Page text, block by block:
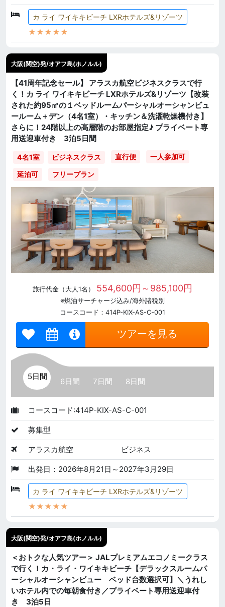
カ ライ ワイキキビーチ LXRホテルズ&リゾーツ
★★★★★
大阪(関空)発/オアフ島(ホノルル)
【41周年記念セール】 アラスカ航空ビジネスクラスで行
く！カ ライ ワイキキビーチ LXRホテルズ&リゾーツ【改装
された約95㎡の１ベッドルームパーシャルオーシャンビュ
ールーム＋デン（4名1室）・キッチン＆洗濯乾燥機付き】
さらに！24階以上の高層階のお部屋指定♪ プライベート専
用送迎車付き 3泊5日間
4名1室 ビジネスクラス 直行便 一人参加可
延泊可 フリープラン
旅行代金（大人1名） 554,600円～985,100円
※燃油サーチャージ込み/海外諸税別
コースコード：414P-KIX-AS-C-001
ツアーを見る
5日間
6日間 7日間 8日間
コースコード:414P-KIX-AS-C-001
募集型
アラスカ航空 ビジネス
出発日：2026年8月21日～2027年3月29日
カ ライ ワイキキビーチ LXRホテルズ&リゾーツ
★★★★★
大阪(関空)発/オアフ島(ホノルル)
＜おトクな人気ツアー＞ JALプレミアムエコノミークラス
で行く！カ・ライ・ワイキキビーチ【デラックスルームパ
ーシャルオーシャンビュー ベッド台数選択可】＼うれし
いホテル内での毎朝食付き／プライベート専用送迎車付
き 3泊5日